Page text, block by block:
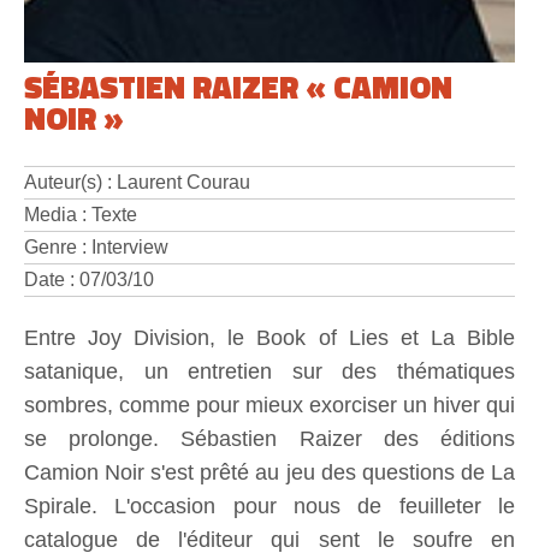
SÉBASTIEN RAIZER « CAMION
NOIR »
Auteur(s) : Laurent Courau
Media : Texte
Genre : Interview
Date : 07/03/10
Entre Joy Division, le Book of Lies et La Bible
satanique, un entretien sur des thématiques
sombres, comme pour mieux exorciser un hiver qui
se prolonge. Sébastien Raizer des éditions
Camion Noir s'est prêté au jeu des questions de La
Spirale. L'occasion pour nous de feuilleter le
catalogue de l'éditeur qui sent le soufre en